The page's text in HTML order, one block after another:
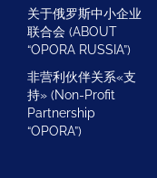
关于俄罗斯中小企业
联合会 (ABOUT
“OPORA RUSSIA”)
非营利伙伴关系«支
持» (Non-Profit
Partnership
“OPORA”)